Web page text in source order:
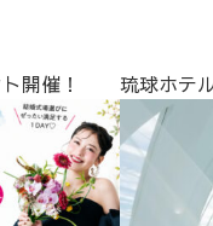
開催！ 琉球ホテ